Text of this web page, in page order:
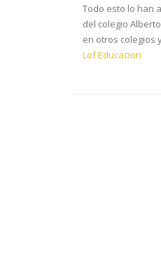
Todo esto lo han
del colegio
en otros colegios
Lof Educacion